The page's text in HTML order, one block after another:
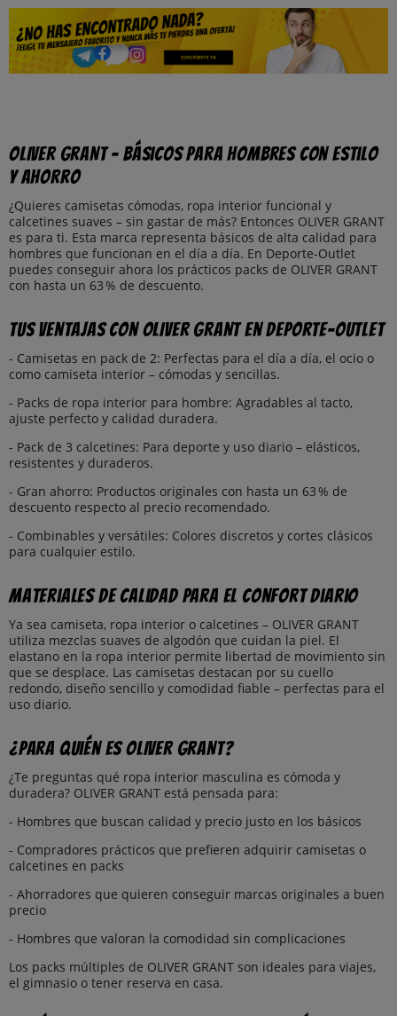
OLIVER GRANT – Básicos para hombres con estilo
y ahorro
¿Quieres camisetas cómodas, ropa interior funcional y
calcetines suaves – sin gastar de más? Entonces OLIVER GRANT
es para ti. Esta marca representa básicos de alta calidad para
hombres que funcionan en el día a día. En Deporte-Outlet
puedes conseguir ahora los prácticos packs de OLIVER GRANT
con hasta un 63 % de descuento.
Tus ventajas con OLIVER GRANT en Deporte-Outlet
- Camisetas en pack de 2: Perfectas para el día a día, el ocio o
como camiseta interior – cómodas y sencillas.
- Packs de ropa interior para hombre: Agradables al tacto,
ajuste perfecto y calidad duradera.
- Pack de 3 calcetines: Para deporte y uso diario – elásticos,
resistentes y duraderos.
- Gran ahorro: Productos originales con hasta un 63 % de
descuento respecto al precio recomendado.
- Combinables y versátiles: Colores discretos y cortes clásicos
para cualquier estilo.
Materiales de calidad para el confort diario
Ya sea camiseta, ropa interior o calcetines – OLIVER GRANT
utiliza mezclas suaves de algodón que cuidan la piel. El
elastano en la ropa interior permite libertad de movimiento sin
que se desplace. Las camisetas destacan por su cuello
redondo, diseño sencillo y comodidad fiable – perfectas para el
uso diario.
¿Para quién es OLIVER GRANT?
¿Te preguntas qué ropa interior masculina es cómoda y
duradera? OLIVER GRANT está pensada para:
- Hombres que buscan calidad y precio justo en los básicos
- Compradores prácticos que prefieren adquirir camisetas o
calcetines en packs
- Ahorradores que quieren conseguir marcas originales a buen
precio
- Hombres que valoran la comodidad sin complicaciones
Los packs múltiples de OLIVER GRANT son ideales para viajes,
el gimnasio o tener reserva en casa.